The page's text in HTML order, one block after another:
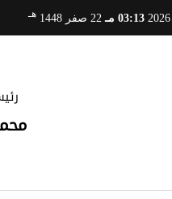
03:13 مـ 22 صفر 1448 هـ